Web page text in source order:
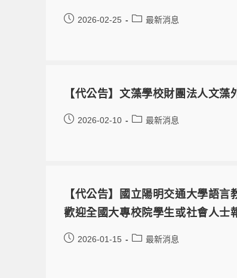
2026-02-25 最新消息
【代公告】文藻學校財團法人文
2026-02-10 最新消息
【代公告】國立陽明交通大學語
歡迎全國大專校院學生或社會人士
2026-01-15 最新消息